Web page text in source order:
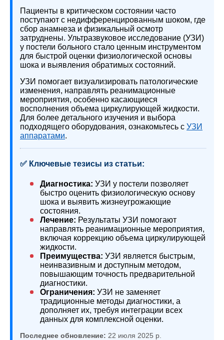
Пациенты в критическом состоянии часто
поступают с недифференцированным шоком, где
сбор анамнеза и физикальный осмотр
затруднены. Ультразвуковое исследование (УЗИ)
у постели больного стало ценным инструментом
для быстрой оценки физиологической основы
шока и выявления обратимых состояний.
УЗИ помогает визуализировать патологические
изменения, направлять реанимационные
мероприятия, особенно касающиеся
восполнения объема циркулирующей жидкости.
Для более детального изучения и выбора
подходящего оборудования, ознакомьтесь с УЗИ
аппаратами.
✅ Ключевые тезисы из статьи:
Диагностика: УЗИ у постели позволяет
быстро оценить физиологическую основу
шока и выявить жизнеугрожающие
состояния.
Лечение: Результаты УЗИ помогают
направлять реанимационные мероприятия,
включая коррекцию объема циркулирующей
жидкости.
Преимущества: УЗИ является быстрым,
неинвазивным и доступным методом,
повышающим точность предварительной
диагностики.
Ограничения: УЗИ не заменяет
традиционные методы диагностики, а
дополняет их, требуя интеграции всех
данных для комплексной оценки.
Последнее обновление: 22 июля 2025 р.